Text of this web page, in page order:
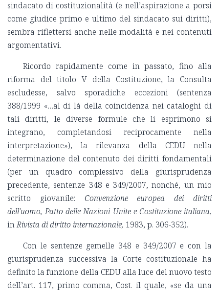
sindacato di costituzionalità (e nell’aspirazione a porsi
come giudice primo e ultimo del sindacato sui diritti),
sembra riflettersi anche nelle modalità e nei contenuti
argomentativi.
Ricordo rapidamente come in passato, fino alla
riforma del titolo V della Costituzione, la Consulta
escludesse, salvo sporadiche eccezioni (sentenza
388/1999 «…al di là della coincidenza nei cataloghi di
tali diritti, le diverse formule che li esprimono si
integrano, completandosi reciprocamente nella
interpretazione»), la rilevanza della CEDU nella
determinazione del contenuto dei diritti fondamentali
(per un quadro complessivo della giurisprudenza
precedente, sentenze 348 e 349/2007, nonché, un mio
scritto giovanile: Convenzione europea dei diritti
dell'uomo, Patto delle Nazioni Unite e Costituzione italiana,
inRivista di diritto internazionale, 1983, p. 306-352).
Con le sentenze gemelle 348 e 349/2007 e con la
giurisprudenza successiva la Corte costituzionale ha
definito la funzione della CEDU alla luce del nuovo testo
dell’art. 117, primo comma, Cost. il quale, «se da una